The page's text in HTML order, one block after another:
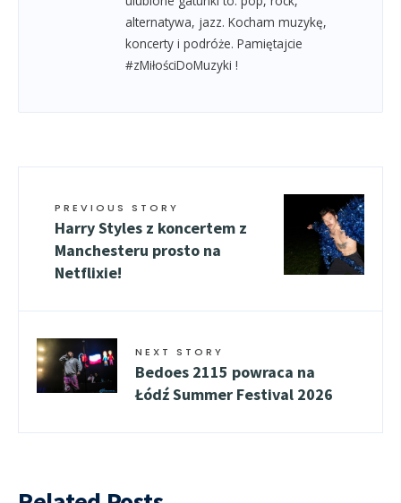
alternatywa, jazz. Kocham muzykę,
koncerty i podróże. Pamiętajcie
#zMiłościDoMuzyki !
PREVIOUS STORY
Harry Styles z koncertem z
Manchesteru prosto na
Netflixie!
NEXT STORY
Bedoes 2115 powraca na
Łódź Summer Festival 2026